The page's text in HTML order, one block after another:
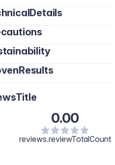
0.00
reviews.reviewTotalCount